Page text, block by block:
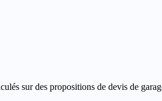
sur des propositions de devis de